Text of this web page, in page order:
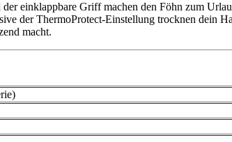
einklappbare Griff machen den Föhn zum
der ThermoProtect-Einstellung trocknen dein
macht.